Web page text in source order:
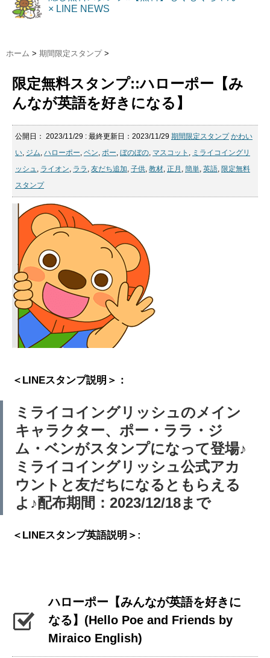
× LINE NEWS
ホーム > 期間限定スタンプ >
限定無料スタンプ::ハローポー【み
んなが英語を好きになる】
公開日： 2023/11/29 : 最終更新日：2023/11/29 期間限定スタンプ かわい
い, ジム, ハローポー, ベン, ポー, ぼのぼの, マスコット , ミライコイングリ
ッシュ, ライオン, ララ , 友だち追加, 子供, 教材, 正月 , 簡単, 英語, 限定無料
スタンプ
＜LINEスタンプ説明＞：
ミライコイングリッシュのメイン
キャラクター、ポー・ララ・ジ
ム・ベンがスタンプになって登場♪
ミライコイングリッシュ公式アカ
ウントと友だちになるともらえる
よ♪配布期間：2023/12/18まで
＜LINEスタンプ英語説明＞:
ハローポー【みんなが英語を好きに
なる】 (Hello Poe and Friends by
Miraico English)